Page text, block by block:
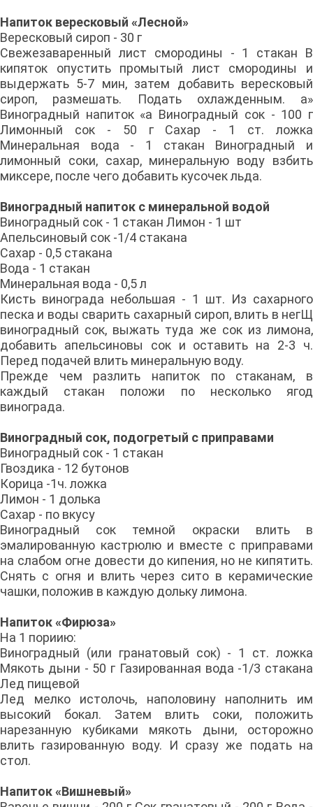
Напиток вересковый «Лесной»
Вересковый сироп - 30 г
Свежезаваренный лист смородины - 1 стакан В
кипяток опустить промытый лист смородины и
выдержать 5-7 мин, затем добавить вересковый
сироп, размешать. Подать охлажденным. а»
Виноградный напиток «а Виноградный сок - 100 г
Лимонный сок - 50 г Сахар - 1 ст. ложка
Минеральная вода - 1 стакан Виноградный и
лимонный соки, сахар, минеральную воду взбить
миксере, после чего добавить кусочек льда.
Виноградный напиток с минеральной водой
Виноградный сок - 1 стакан Лимон - 1 шт
Апельсиновый сок -1/4 стакана
Сахар - 0,5 стакана
Вода - 1 стакан
Минеральная вода - 0,5 л
Кисть винограда небольшая - 1 шт. Из сахарного
песка и воды сварить сахарный сироп, влить в негЩ
виноградный сок, выжать туда же сок из лимона,
добавить апельсиновы сок и оставить на 2-3 ч.
Перед подачей влить минеральную воду.
Прежде чем разлить напиток по стаканам, в
каждый стакан положи по несколько ягод
винограда.
Виноградный сок, подогретый с приправами
Виноградный сок - 1 стакан
Гвоздика - 12 бутонов
Корица -1ч. ложка
Лимон - 1 долька
Сахар - по вкусу
Виноградный сок темной окраски влить в
эмалированную кастрюлю и вместе с приправами
на слабом огне довести до кипения, но не кипятить.
Снять с огня и влить через сито в керамические
чашки, положив в каждую дольку лимона.
Напиток «Фирюза»
На 1 пориию:
Виноградный (или гранатовый сок) - 1 ст. ложка
Мякоть дыни - 50 г Газированная вода -1/3 стакана
Лед пищевой
Лед мелко истолочь, наполовину наполнить им
высокий бокал. Затем влить соки, положить
нарезанную кубиками мякоть дыни, осторожно
влить газированную воду. И сразу же подать на
стол.
Напиток «Вишневый»